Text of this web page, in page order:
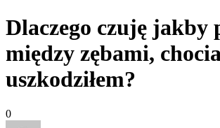
Dlaczego czuję jakby
między zębami,
uszkodziłem?
0